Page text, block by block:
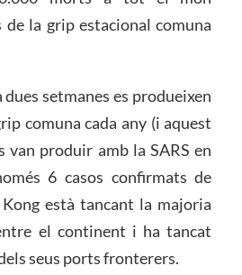
de la grip estacional comuna
setmanes es produeixen
comuna cada any (i aquest
van produir amb la SARS en
6 casos confirmats de
està tancant la majoria
el continent i ha tancat
seus ports fronterers.